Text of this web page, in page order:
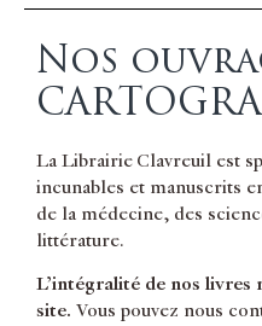
Nos
La Librairie Clavreuil est
incunables et manuscrits
de la médecine, des
littérature.
L’intégralité de nos livres
site. Vous pouvez nous